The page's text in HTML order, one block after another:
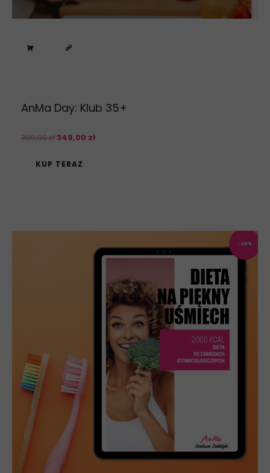
AnMa Day: Klub 35+
390,00zł349,00 zł
KUP TERAZ
-20%